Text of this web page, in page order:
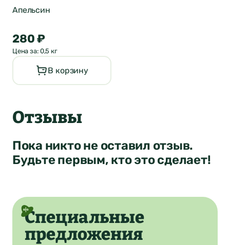
Апельсин
280 ₽
Цена за: 0,5 кг
В корзину
Отзывы
Пока никто не оставил отзыв.
Будьте первым, кто это сделает!
Специальные
предложения